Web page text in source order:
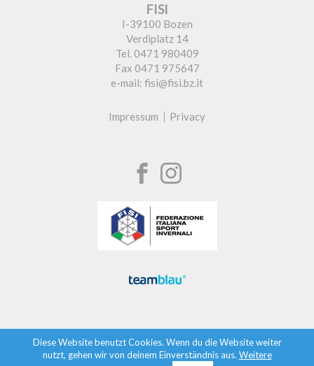
FISI
I-39100 Bozen
Verdiplatz 14
Tel. 0471 980409
Fax 0471 975647
e-mail: fisi@fisi.bz.it
Impressum Privacy
Diese Website benutzt Cookies. Wenn du die Website weiter
nutzt, gehen wir von deinem Einverständnis aus. Weitere